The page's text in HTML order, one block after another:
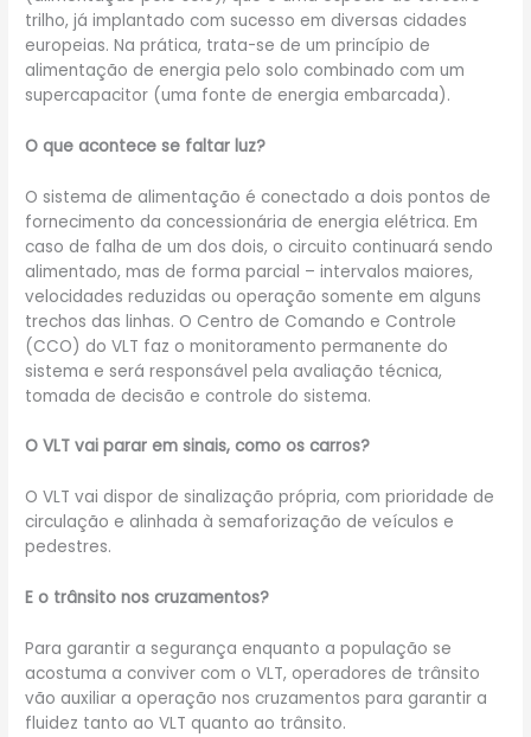
trilho, já implantado com sucesso em diversas cidades
europeias. Na prática, trata-se de um princípio de
alimentação de energia pelo solo combinado com um
supercapacitor (uma fonte de energia embarcada).
O que acontece se faltar luz?
O sistema de alimentação é conectado a dois pontos de
fornecimento da concessionária de energia elétrica. Em
caso de falha de um dos dois, o circuito continuará sendo
alimentado, mas de forma parcial – intervalos maiores,
velocidades reduzidas ou operação somente em alguns
trechos das linhas. O Centro de Comando e Controle
(CCO) do VLT faz o monitoramento permanente do
sistema e será responsável pela avaliação técnica,
tomada de decisão e controle do sistema.
O VLT vai parar em sinais, como os carros?
O VLT vai dispor de sinalização própria, com prioridade de
circulação e alinhada à semaforização de veículos e
pedestres.
E o trânsito nos cruzamentos?
Para garantir a segurança enquanto a população se
acostuma a conviver com o VLT, operadores de trânsito
vão auxiliar a operação nos cruzamentos para garantir a
fluidez tanto ao VLT quanto ao trânsito.